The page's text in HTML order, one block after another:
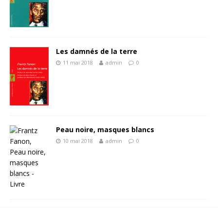
Les damnés de la terre
11 mai 2018 admin 0
Peau noire, masques blancs
10 mai 2018 admin 0